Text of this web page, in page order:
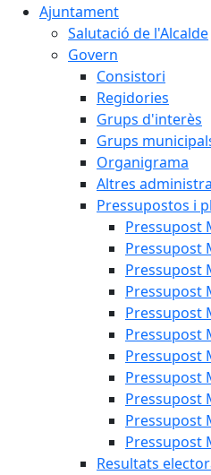
Ajuntament
Salutació de l'Alcalde
Govern
Consistori
Regidories
Grups d'interès
Grups
Organigrama
Altres
Pressupostos i
Pressupost
Pressupost
Pressupost
Pressupost
Pressupost
Pressupost
Pressupost
Pressupost
Pressupost
Pressupost
Pressupost
Resultats